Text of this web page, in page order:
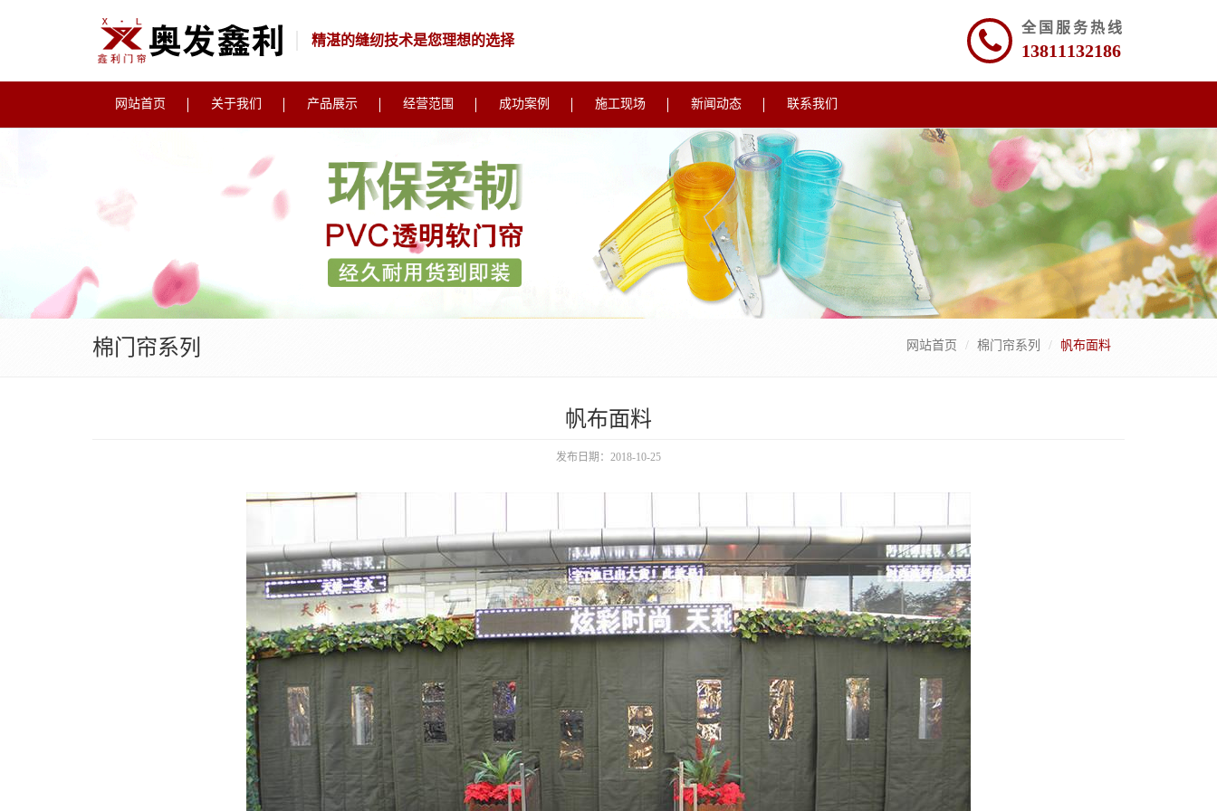
精湛的缝纫技术是您理想的选择
全国服务热线
13811132186
网站首页 关于我们 产品展示 经营范围 成功案例 施工现场 新闻动态 联系我们
棉门帘系列 网站首页 棉门帘系列 帆布面料
帆布面料
发布日期：2018-10-25